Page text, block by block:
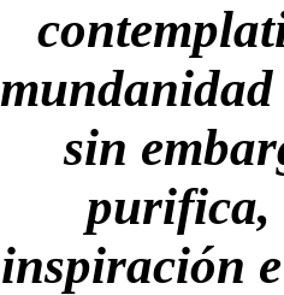
sin
purifica,
inspiración